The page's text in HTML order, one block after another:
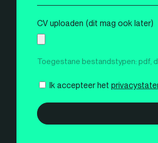
mailadres
*
CV uploaden (dit mag ook later)
Toegestane bestandstypen: pdf,
Instemming
Ik accepteer het